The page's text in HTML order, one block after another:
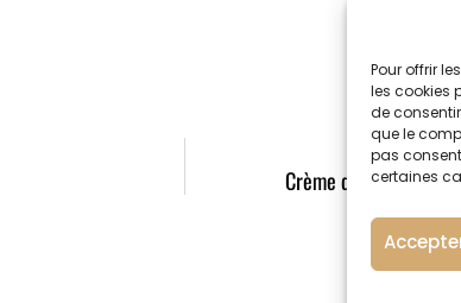
Pour offrir
les cookies
de
que le
pas
certaines
Crème dessert